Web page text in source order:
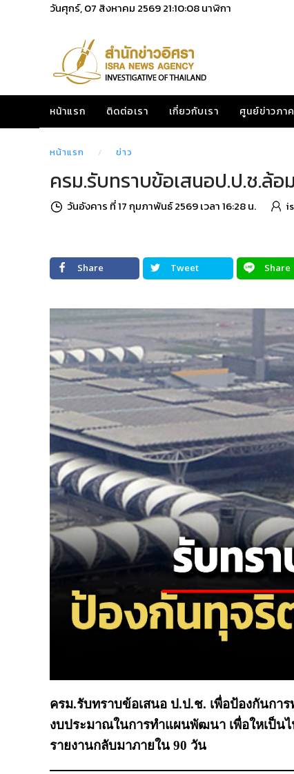
วันศุกร์, 07 สิงหาคม 256921:10:09นาฬิกา
หน้าแรก ติดต่อเรา เกี่ยวกับเรา ศูนย์ข่าวภา
หน้าแรก ข่าว
ครม.รับทราบข้อเสนอป.ป.ช.ล้
วันอังคาร ที่ 17 กุมภาพันธ์ 2569 เวลา 16:28 น.
Share Tweet Share
ครม.รับทราบข้อเสนอ ป.ป.ช. เพื่อป้องกันก
งบประมาณในการทำแผนพัฒนา เพื่อใหเป็น
รายงานกลับมาภายใน 90 วัน